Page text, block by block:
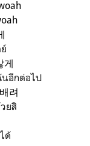
게
นอีกต่อไป
려
ยสิ
ด้